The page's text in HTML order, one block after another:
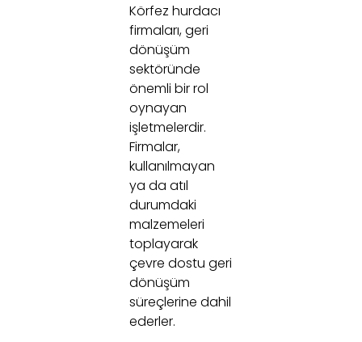
Körfez hurdacı
firmaları, geri
dönüşüm
sektöründe
önemli bir rol
oynayan
işletmelerdir.
Firmalar,
kullanılmayan
ya da atıl
durumdaki
malzemeleri
toplayarak
çevre dostu geri
dönüşüm
süreçlerine dahil
ederler.